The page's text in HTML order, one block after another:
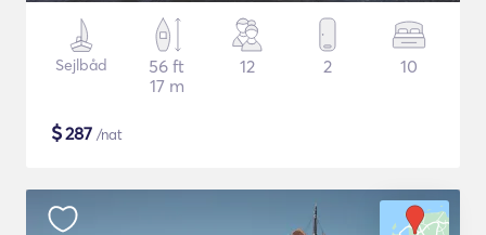
Sejlbåd
56 ft
17 m
12 2 10
$287 /nat